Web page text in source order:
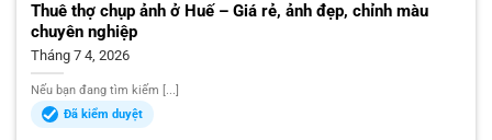
Thuê thợ chụp ảnh ở Huế – Giá rẻ, ảnh đẹp, chỉnh màu
chuyên nghiệp
Tháng 7 4, 2026
Nếu bạn đang tìm kiếm [...]
Đã kiểm duyệt